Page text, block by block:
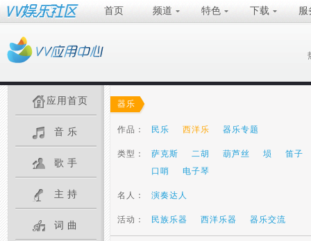
首页 频道 特色 下载 服
应用首页
音乐
歌手
主持
词曲
器乐
作品： 民乐 西洋乐 器乐专题
类型： 萨克斯 二胡 葫芦丝 埙
笛子
口哨
电子琴
名人： 演奏达人
活动： 民族乐器 西洋乐器 器乐交流